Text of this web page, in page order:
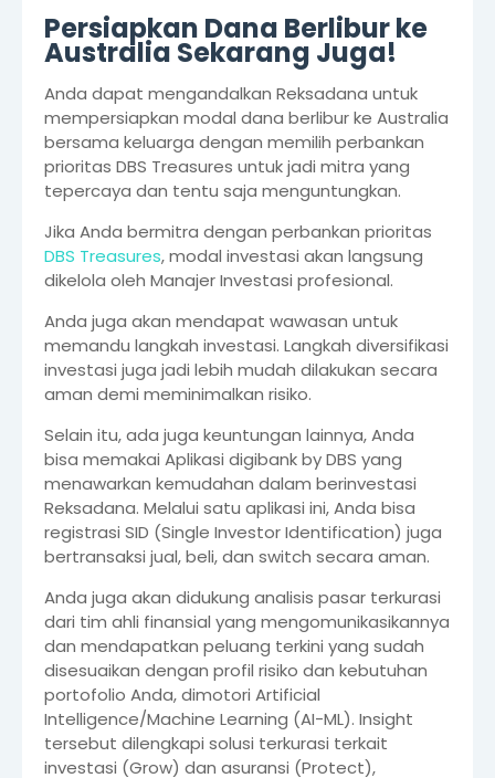
Persiapkan Dana Berlibur ke
Australia Sekarang Juga!
Anda dapat mengandalkan Reksadana untuk
mempersiapkan modal dana berlibur ke Australia
bersama keluarga dengan memilih perbankan
prioritas DBS Treasures untuk jadi mitra yang
tepercaya dan tentu saja menguntungkan.
Jika Anda bermitra dengan perbankan prioritas
DBS Treasures, modal investasi akan langsung
dikelola oleh Manajer Investasi profesional.
Anda juga akan mendapat wawasan untuk
memandu langkah investasi. Langkah diversifikasi
investasi juga jadi lebih mudah dilakukan secara
aman demi meminimalkan risiko.
Selain itu, ada juga keuntungan lainnya, Anda
bisa memakai Aplikasi digibank by DBS yang
menawarkan kemudahan dalam berinvestasi
Reksadana. Melalui satu aplikasi ini, Anda bisa
registrasi SID (Single Investor Identification) juga
bertransaksi jual, beli, dan switch secara aman.
Anda juga akan didukung analisis pasar terkurasi
dari tim ahli finansial yang mengomunikasikannya
dan mendapatkan peluang terkini yang sudah
disesuaikan dengan profil risiko dan kebutuhan
portofolio Anda, dimotori Artificial
Intelligence/Machine Learning (AI-ML). Insight
tersebut dilengkapi solusi terkurasi terkait
investasi (Grow) dan asuransi (Protect),